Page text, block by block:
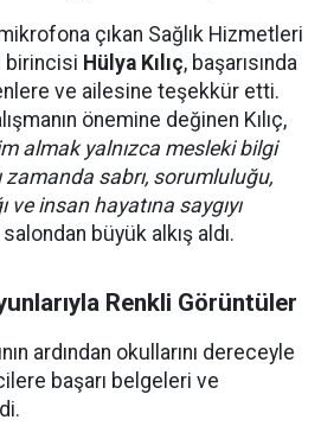
çıkan Sağlık Hizmetleri
birincisi Hülya Kılıç, başarısında
ve ailesine teşekkür etti.
önemine değinen Kılıç,
almak yalnızca mesleki bilgi
zamanda sabrı, sorumluluğu,
ve insan hayatına saygıyı
büyük alkış aldı.
Renkli Görüntüler
ardından okullarını dereceyle
başarı belgeleri ve